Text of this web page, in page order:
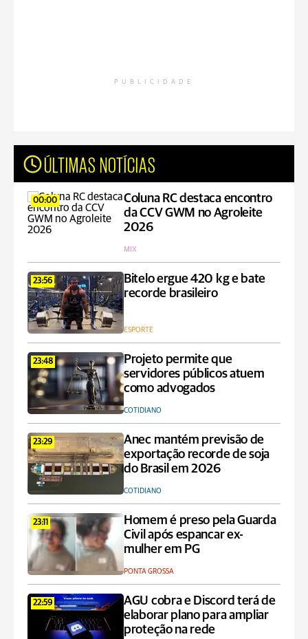
PUBLICIDADE
ÚLTIMAS NOTÍCIAS
00:00
Coluna RC destaca encontro
da CCV GWM no Agroleite
2026
MIX
23:56
Bitelo ergue 420 kg e bate
recorde brasileiro
ESPORTE
23:48
Projeto permite que
servidores públicos atuem
como advogados
COTIDIANO
23:29
Anec mantém previsão de
exportação recorde de soja
do Brasil em 2026
COTIDIANO
23:11
Homem é preso pela Guarda
Civil após espancar ex-
mulher em PG
PONTA GROSSA
22:59
AGU cobra e Discord terá de
elaborar plano para ampliar
proteção na rede